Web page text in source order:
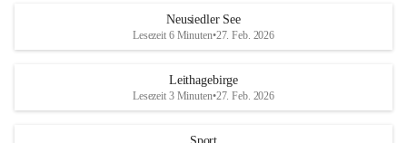
S
und den daraus folgenden wirtschaftlichen
Maßnahmen zur Bekämpfung
r
S
Neusiedler See
Lesezeit 6 Minuten•27. Feb. 2026
Leithagebirge
Lesezeit 3 Minuten•27. Feb. 2026